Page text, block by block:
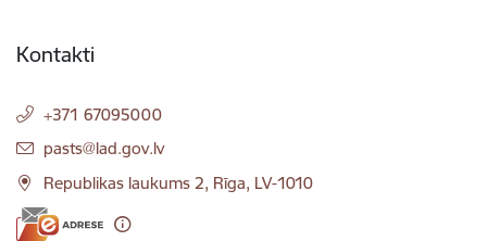
Kontakti
+371 67095000
E-pasts:
pasts@lad.gov.lv
Republikas laukums 2, Rīga, LV-1010